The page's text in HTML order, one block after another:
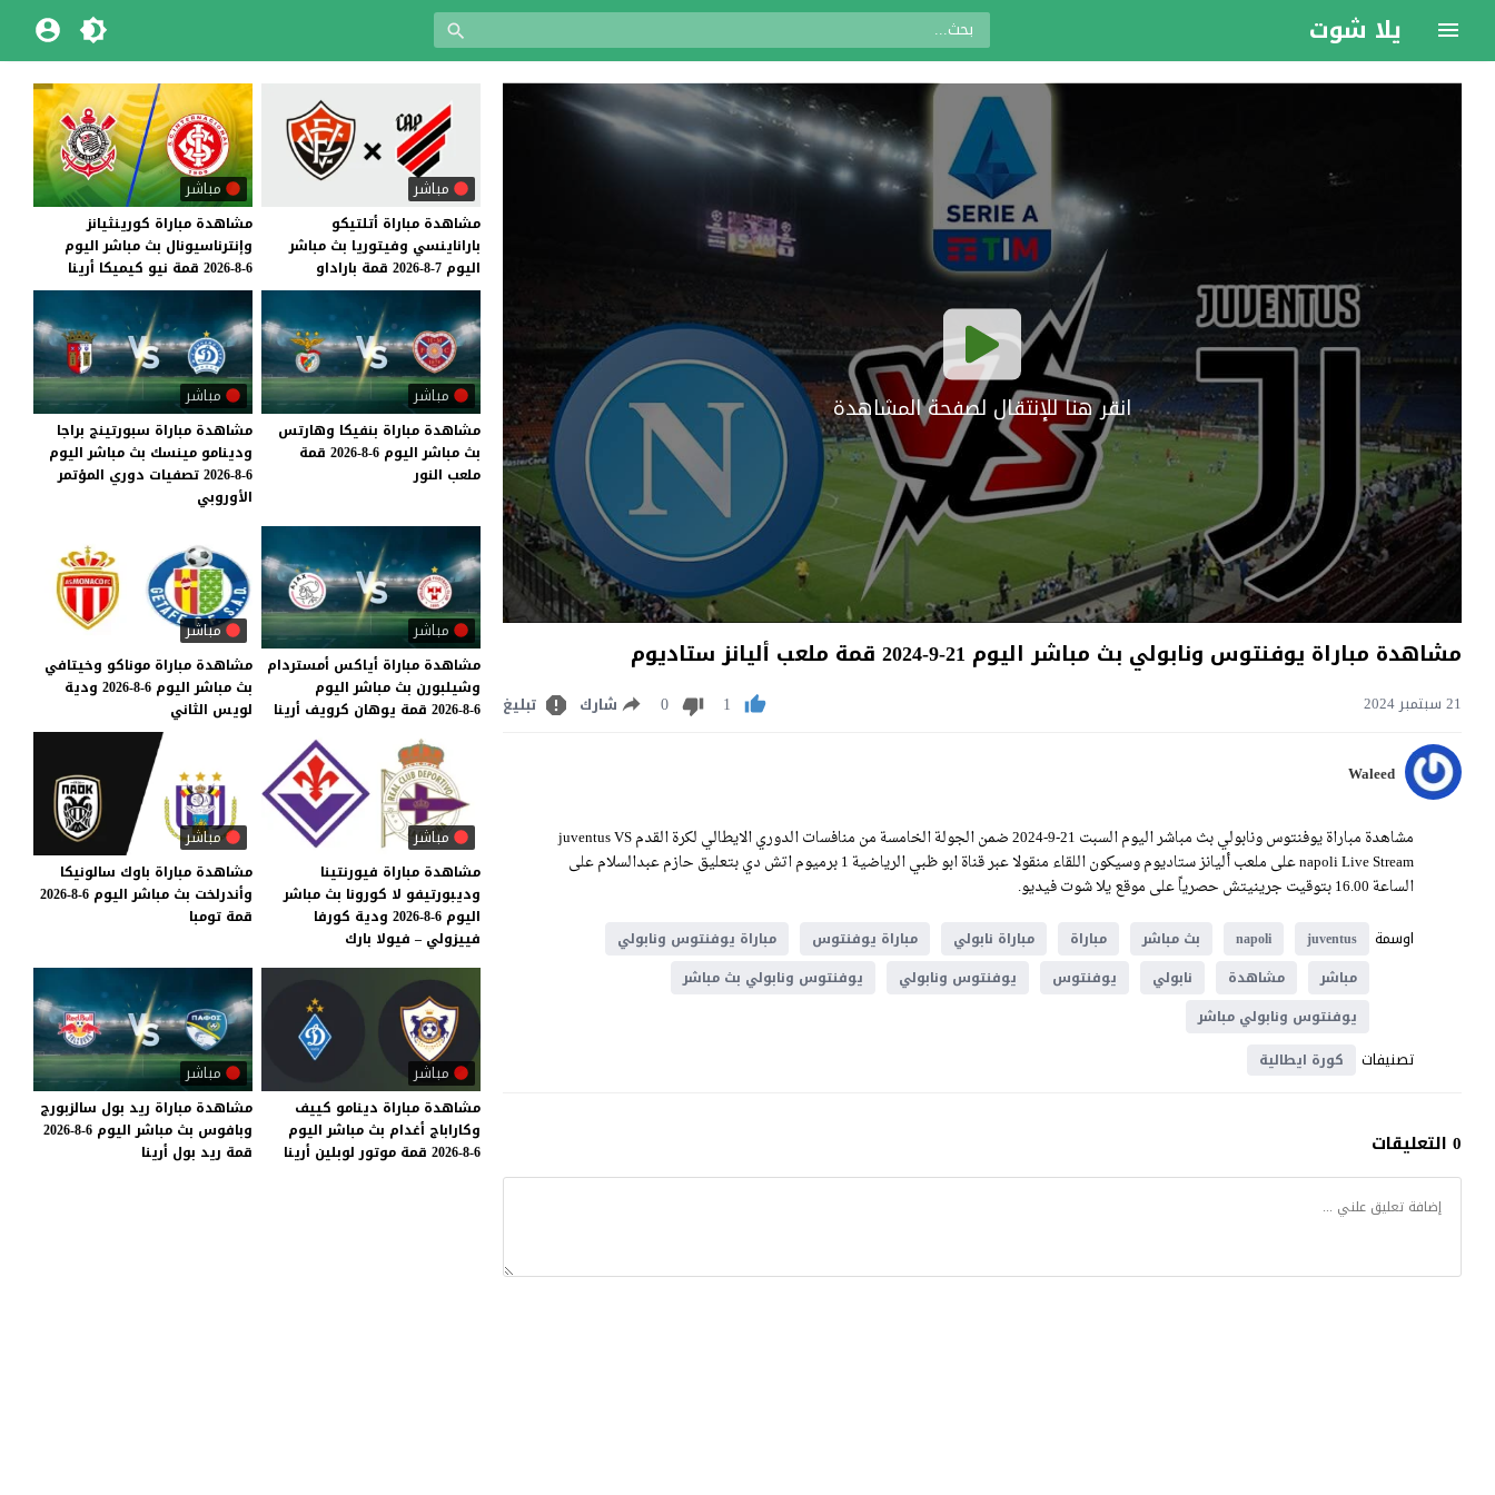
يلا شوت
انقر هنا للإنتقال لصفحة المشاهدة
مشاهدة مباراة يوفنتوس ونابولي بث مباشر اليوم 21-9-2024 قمة ملعب أليانز ستاديوم
21 سبتمبر 2024 1
0 شارك تبليغ
Waleed
مشاهدة مباراة يوفنتوس ونابولي بث مباشر اليوم السبت 21-9-2024 ضمن الجولة الخامسة من منافسات الدوري الايطالي لكرة القدم juventus VS
napoli Live Stream على ملعب أليانز ستاديوم وسيكون اللقاء منقولا عبر قناة ابو ظبي الرياضية 1 برميوم اتش دي بتعليق حازم عبدالسلام على
الساعة 16.00 بتوقيت جرينيتش حصرياً على موقع يلا شوت فيديو.
اوسمة
juventus
napoli بث مباشر مباراة مباراة نابولي مباراة يوفنتوس
مباراة يوفنتوس ونابولي
مباشر
مشاهدة نابولي يوفنتوس يوفنتوس ونابولي
يوفنتوس ونابولي بث مباشر
يوفنتوس ونابولي مباشر
تصنيفات كورة ايطالية
0 التعليقات
مباشر
مشاهدة مباراة أتلتيكو
باراناينسي وفيتوريا بث مباشر
اليوم 7-8-2026 قمة باراداو
مباشر
مشاهدة مباراة كورينثيانز
وإنترناسيونال بث مباشر اليوم
6-8-2026
قمة نيو كيميكا أرينا
مباشر
مشاهدة مباراة بنفيكا وهارتس
بث مباشر اليوم 6-8-2026
قمة
ملعب النور
مباشر
مشاهدة مباراة سبورتينج براجا
ودينامو مينسك بث مباشر اليوم
6-8-2026 تصفيات دوري المؤتمر
الأوروبي
مباشر
مشاهدة مباراة أياكس أمستردام
وشيلبورن بث مباشر اليوم
6-8-2026
قمة يوهان كرويف أرينا
مباشر
مشاهدة مباراة موناكو وخيتافي
بث مباشر اليوم 6-8-2026
ودية
لويس الثاني
مباشر
مشاهدة مباراة فيورنتينا
وديبورتيفو لا كورونا بث مباشر
اليوم 6-8-2026 ودية كورفا
فييزولي – فيولا بارك
مباشر
مشاهدة مباراة باوك سالونيكا
وأندرلخت بث مباشر اليوم 6-8-2026
قمة تومبا
مباشر
مشاهدة مباراة دينامو كييف
وكاراباج أغدام بث مباشر اليوم
6-8-2026
قمة موتور لوبلين أرينا
مباشر
مشاهدة مباراة ريد بول سالزبورج
وبافوس بث مباشر اليوم 6-8-2026
قمة ريد بول أرينا